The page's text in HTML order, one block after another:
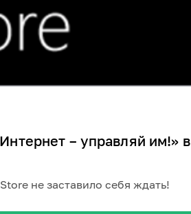
– управляй им!» в
не заставило себя ждать!